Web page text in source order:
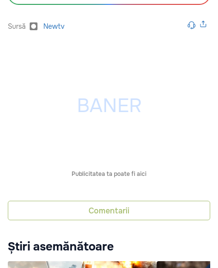
Sursă Newtv
Publicitatea ta poate fi aici
Comentarii
Știri asemănătoare